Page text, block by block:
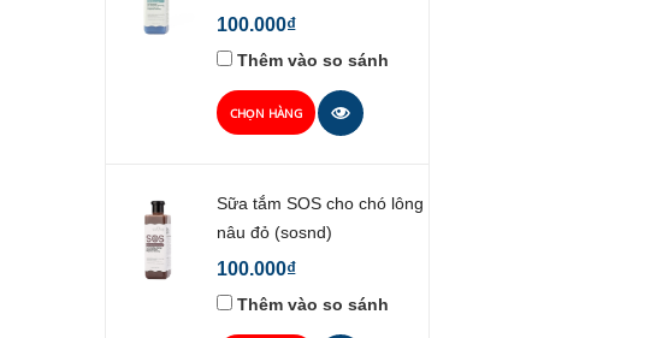
100.000₫
Thêm vào so sánh
CHỌN HÀNG
Sữa tắm SOS cho chó lông
nâu đỏ (sosnd)
100.000₫
Thêm vào so sánh